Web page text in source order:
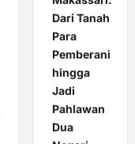
Dari Tanah
Para
Pemberani
hingga
Jadi
Pahlawan
Dua